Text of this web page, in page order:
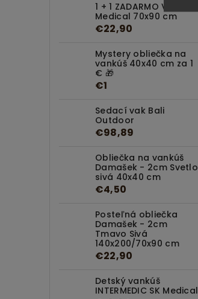
1 + 1 ZADARMO Vankúš
Medical 70x90 cm
€22,90
Mystery obliečka na
vankúš 40x40 cm za 1
€ 🎁
€1
Sedací vak Bali
Outdoor
€98,89
Obliečka na vankúš
Damašek - 2cm Svetlo
sivá 40x40 cm
€4,50
Posteľná obliečka
Damašek - 2cm
Tmavo Sivá
140x200/70x90 cm
€22,90
Detský vankúš
INTERMEDIC SK Medical